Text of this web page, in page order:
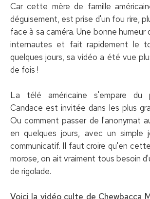
Car cette mère de famille
déguisement, est prise d'un fou rire,
face à sa caméra. Une bonne humeur
internautes et fait rapidement le
quelques jours, sa vidéo a été vue
de fois !
La télé américaine s'empare du
Candace est invitée dans les plus
Ou comment passer de l'anonymat
en quelques jours, avec un
communicatif. Il faut croire qu'en
morose, on ait vraiment tous besoin
de rigolade.
Voici la vidéo culte de Chewbacca